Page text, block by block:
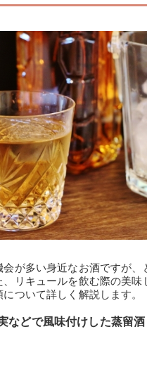
会が多い身近なお酒ですが
、リキュールを飲む際の美
ついて詳しく解説します。
などで風味付けした蒸留酒